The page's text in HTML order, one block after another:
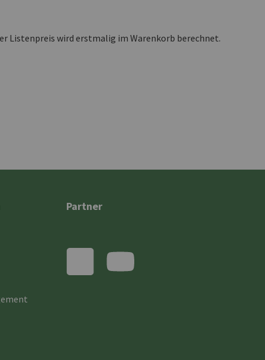
Listenpreis wird erstmalig im Warenkorb berechnet.
Partner